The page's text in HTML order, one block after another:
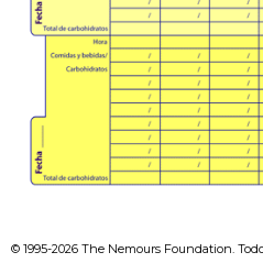
© 1995-2026 The Nemours Foundation.